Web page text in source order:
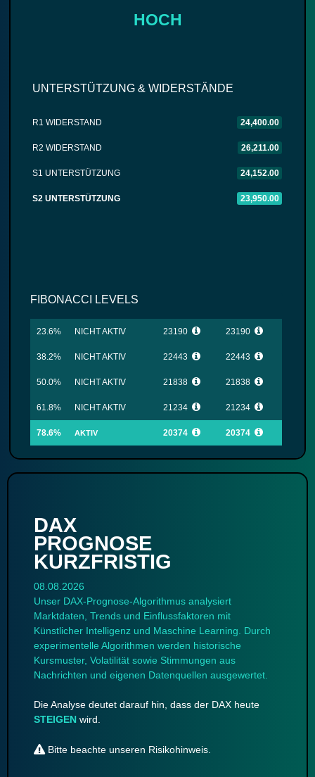
HOCH
UNTERSTÜTZUNG & WIDERSTÄNDE
R1 WIDERSTAND 24,400.00
R2 WIDERSTAND 26,211.00
S1 UNTERSTÜTZUNG 24,152.00
S2 UNTERSTÜTZUNG 23,950.00
FIBONACCI LEVELS
23.6% NICHT AKTIV 23190 23190
38.2% NICHT AKTIV 22443 22443
50.0% NICHT AKTIV 21838 21838
61.8% NICHT AKTIV 21234 21234
78.6% AKTIV 20374 20374
DAX
PROGNOSE
KURZFRISTIG
08.08.2026
Unser DAX-Prognose-Algorithmus analysiert
Marktdaten, Trends und Einflussfaktoren mit
Künstlicher Intelligenz und Maschine Learning. Durch
experimentelle Algorithmen werden historische
Kursmuster, Volatilität sowie Stimmungen aus
Nachrichten und eigenen Datenquellen ausgewertet.
Die Analyse deutet darauf hin, dass der DAX heute
STEIGEN wird.
Bitte beachte unseren Risikohinweis